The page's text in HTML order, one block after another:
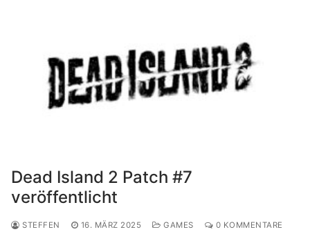
Dead Island 2 Patch #7
veröffentlicht
STEFFEN 16. MÄRZ 2025 GAMES 0 KOMMENTARE